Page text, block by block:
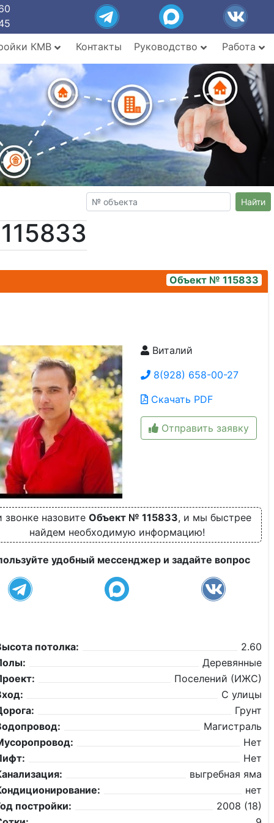
КМВ
Контакты Руководство Работа
Найти
Объект № 115833
f27b46b0-44af-4588-abfd-1329db6a9bc6
Виталий
8(928) 658-00-27
Скачать PDF
Отправить заявку
звонке назовите Объект № 115833, и мы быстрее
найдем необходимую информацию!
удобный мессенджер и задайте вопрос
потолка:
2.60
Деревянные
Поселений (ИЖС)
С улицы
Грунт
Магистраль
Нет
Нет
выгребная яма
нет
постройки:
2008 (18)